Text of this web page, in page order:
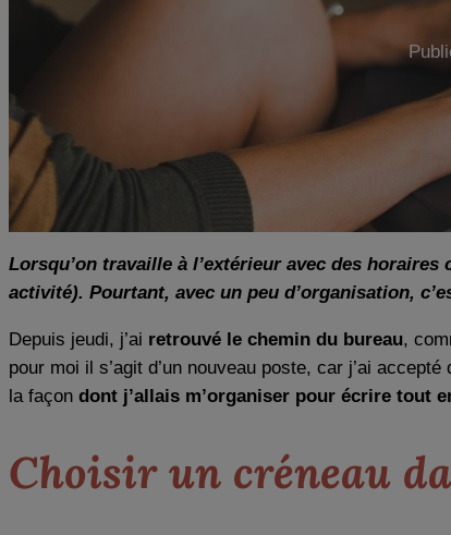
Lorsqu’on travaille à l’extérieur avec des
activité). Pourtant, avec un peu d’organisation,
Depuis jeudi, j’ai retrouvé le chemin du bureau,
pour moi il s’agit d’un nouveau poste, car j’ai
la façon dont j’allais m’organiser pour écrire tout
Choisir un créneau